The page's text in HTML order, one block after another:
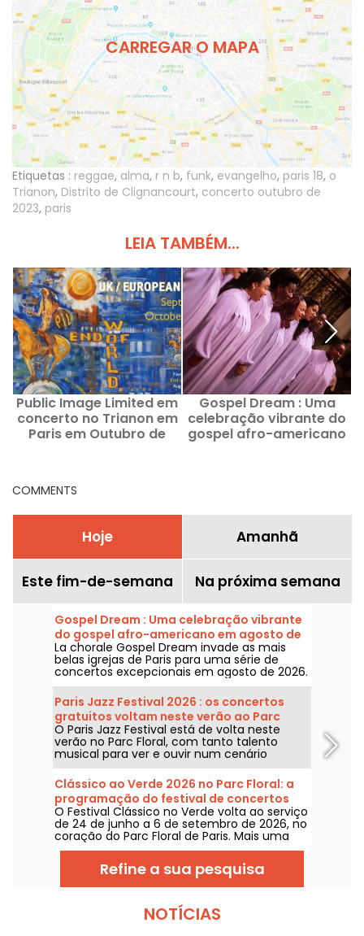
CARREGAR O MAPA
Etiquetas : reggae, alma, r n b, funk, evangelho, paris 18, o
Trianon, Distrito de Clignancourt, concerto outubro de
2023, paris
LEIA TAMBÉM...
Public Image Limited em
concerto no Trianon em
Paris em Outubro de
Gospel Dream : Uma
celebração vibrante do
gospel afro-americano
COMMENTS
Hoje Amanhã
Este fim-de-semana Na próxima semana
Gospel Dream : Uma celebração vibrante
do gospel afro-americano em agosto de
2026 em Paris
La chorale Gospel Dream invade as mais
belas igrejas de Paris para uma série de
concertos excepcionais em agosto de 2026.
Uma experiência musical única que celebra
a esperança, a união e a resiliência através
dos cantos autênticos da Igreja Afro-
Americana.
Paris Jazz Festival 2026 : os concertos
gratuitos voltam neste verão ao Parc
Floral, a programação
O Paris Jazz Festival está de volta neste
verão no Parc Floral, com tanto talento
musical para ver e ouvir num cenário
bucolico. Aqui está a programação dos
concertos gratuitos para descobrir de 24 de
junho a 6 de setembro de 2026!
Clássico ao Verde 2026 no Parc Floral: a
programação do festival de concertos
gratuitos
O Festival Clássico no Verde volta ao serviço
de 24 de junho a 6 de setembro de 2026, no
coração do Parc Floral de Paris. Mais uma
vez, Classique au Vert convida os
melómanos e os leigos a entrarem no ritmo
certo e a aproveitarem bons momentos ao
lado de artistas consagrados e em
Refine a sua pesquisa
NOTÍCIAS